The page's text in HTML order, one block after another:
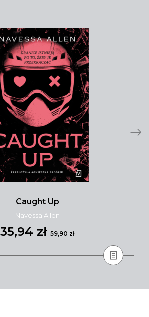
Caught Up
Navessa Allen
35,94 zł 59,90 zł